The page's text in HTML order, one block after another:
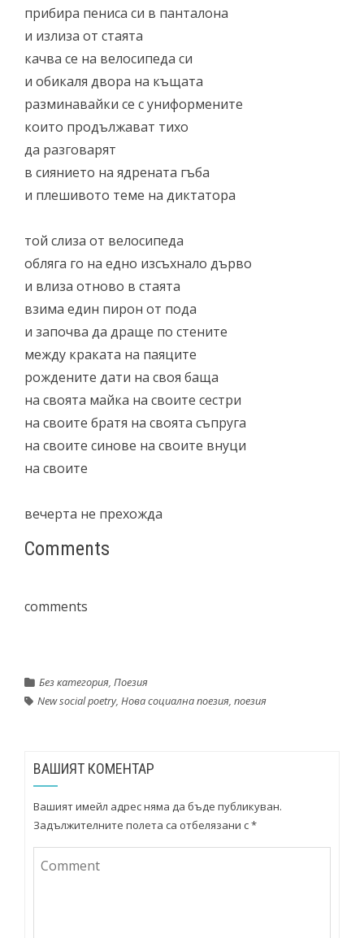
прибира пениса си в панталона
и излиза от стаята
качва се на велосипеда си
и обикаля двора на къщата
разминавайки се с униформените
които продължават тихо
да разговарят
в сиянието на ядрената гъба
и плешивото теме на диктатора
той слиза от велосипеда
обляга го на едно изсъхнало дърво
и влиза отново в стаята
взима един пирон от пода
и започва да драще по стените
между краката на паяците
рождените дати на своя баща
на своята майка на своите сестри
на своите братя на своята съпруга
на своите синове на своите внуци
на своите
вечерта не прехожда
Comments
comments
Без категория, Поезия
New social poetry, Нова социална поезия, поезия
ВАШИЯТ КОМЕНТАР
Вашият имейл адрес няма да бъде публикуван.
Задължителните полета са отбелязани с*